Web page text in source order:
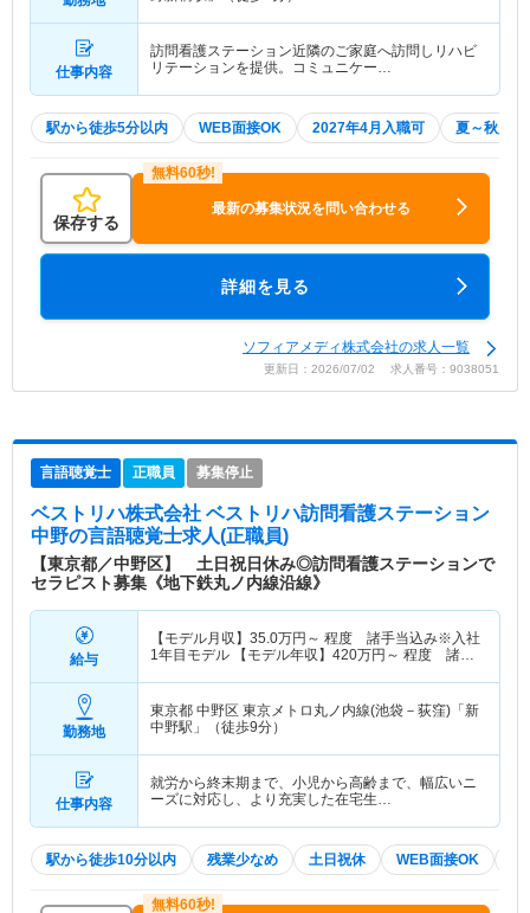
仕事内容
訪問看護ステーション近隣のご家庭へ訪問しリハビ
リテーションを提供。コミュニケー…
駅から徒歩5分以内 WEB面接OK 2027年4月入職可 夏～秋入職
保存する
最新の募集状況を問い合わせる
詳細を見る
ソフィアメディ株式会社の求人一覧
更新日：2026/07/02 求人番号：9038051
言語聴覚士 正職員 募集停止
ベストリハ株式会社 ベストリハ訪問看護ステーション
中野の言語聴覚士求人(正職員)
【東京都／中野区】 土日祝日休み◎訪問看護ステーションで
セラピスト募集《地下鉄丸ノ内線沿線》
給与
【モデル月収】 35.0万円～ 程度 諸手当込み※入社
1年目モデル 【モデル年収】 420万円～ 程度 諸手
勤務地
東京都 中野区 東京メトロ丸ノ内線(池袋－荻窪)「新
中野駅」（徒歩9分）
仕事内容
就労から終末期まで、小児から高齢まで、幅広いニ
ーズに対応し、より充実した在宅生…
駅から徒歩10分以内 残業少なめ 土日祝休 WEB面接OK